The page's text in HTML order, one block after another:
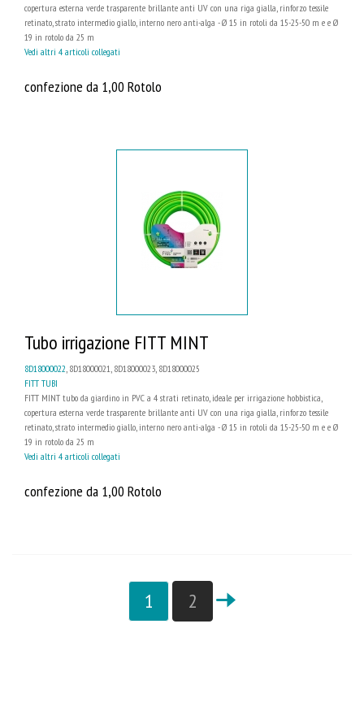
copertura esterna verde trasparente brillante anti UV con una riga gialla, rinforzo tessile
retinato, strato intermedio giallo, interno nero anti-alga - Ø 15 in rotoli da 15-25-50 m e e Ø
19 in rotolo da 25 m
Vedi altri 4 articoli collegati
confezione da 1,00 Rotolo
Tubo irrigazione FITT MINT
8D18000022, 8D18000021, 8D18000023, 8D18000025
FITT TUBI
FITT MINT tubo da giardino in PVC a 4 strati retinato, ideale per irrigazione hobbistica,
copertura esterna verde trasparente brillante anti UV con una riga gialla, rinforzo tessile
retinato, strato intermedio giallo, interno nero anti-alga - Ø 15 in rotoli da 15-25-50 m e e Ø
19 in rotolo da 25 m
Vedi altri 4 articoli collegati
confezione da 1,00 Rotolo
1 2